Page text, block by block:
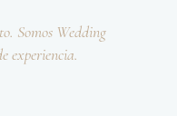
Somos Wedding
experiencia.